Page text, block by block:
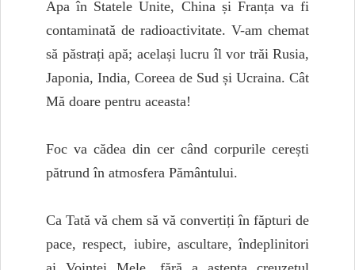
Apa în Statele Unite, China și Franța va fi
contaminată de radioactivitate. V-am chemat
să păstrați apă; același lucru îl vor trăi Rusia,
Japonia, India, Coreea de Sud și Ucraina. Cât
Mă doare pentru aceasta!
Foc va cădea din cer când corpurile cerești
pătrund în atmosfera Pământului.
Ca Tată vă chem să vă convertiți în făpturi de
pace, respect, iubire, ascultare, îndeplinitori